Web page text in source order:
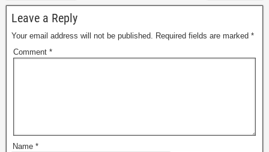
Leave a Reply
Your email address will not be published. Required fields are marked *
Comment *
Name *